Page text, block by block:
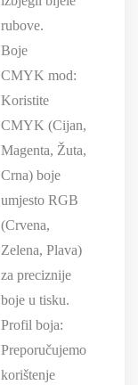
rubove.
Boje
CMYK mod:
Koristite
CMYK (Cijan,
Magenta, Žuta,
Crna) boje
umjesto RGB
(Crvena,
Zelena, Plava)
za preciznije
boje u tisku.
Profil boja:
Preporučujemo
korištenje